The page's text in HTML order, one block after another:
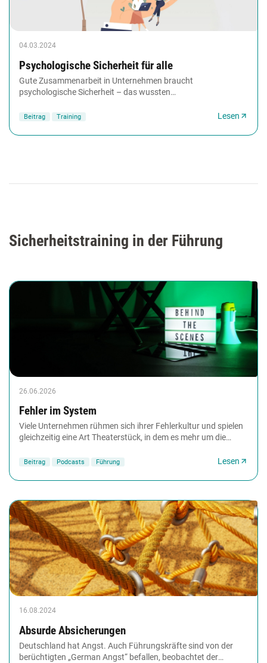
04.03.2024
Psychologische Sicherheit für alle
Gute Zusammenarbeit in Unternehmen braucht
psychologische Sicherheit – das wussten
Bennis schon in...
Beitrag Training Lesen
Sicherheitstraining in der Führung
26.06.2026
Fehler im System
Viele Unternehmen rühmen sich ihrer Fehlerkultur und spielen
gleichzeitig eine Art Theaterstück, in dem es mehr um die
Beitrag Podcasts Führung Lesen
16.08.2024
Absurde Absicherungen
Deutschland hat Angst. Auch Führungskräfte sind von der
berüchtigten „German Angst“ befallen, beobachtet der